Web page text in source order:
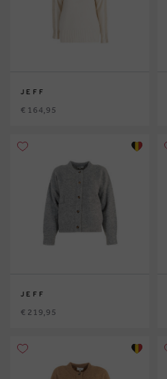
JEFF
€ 164,95
JEFF
€ 219,95